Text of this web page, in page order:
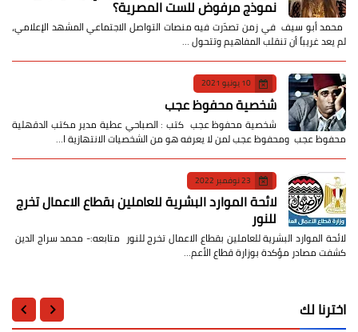
نموذج مرفوض للست المصرية؟
​ محمد أبو سيف ​في زمن تصدّرت فيه منصات التواصل الاجتماعي المشهد الإعلامي،
لم يعد غريباً أن تنقلب المفاهيم وتتحول …
10 يونيو 2021
شخصية محفوظ عجب
شخصية محفوظ عجب كتب : الصباحي عطية مدير مكتب الدقهلية
محفوظ عجب ومحفوظ عجب لمن لا يعرفه هو من الشخصيات الانتهازية ا…
23 نوفمبر 2022
لائحة الموارد البشرية للعاملين بقطاع الاعمال تخرج
للنور
لائحة الموارد البشرية للعاملين بقطاع الاعمال تخرج للنور متابعه:- محمد سراج الدين
كشفت مصادر مؤكدة بوزارة قطاع الأعم…
اخترنا لك